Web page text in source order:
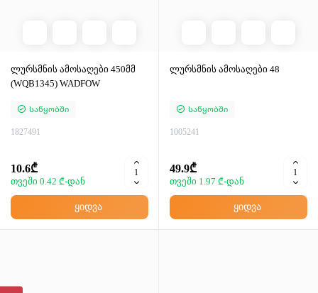
ლურსმნის ამოსაღები 450მმ
(WQB1345) WADFOW
Საწყობში
1827491
10.6₾
თვეში 0.42 ₾-დან
ყიდვა
ლურსმნის ამოსაღები 48
Საწყობში
1005241
49.9₾
თვეში 1.97 ₾-დან
ყიდვა